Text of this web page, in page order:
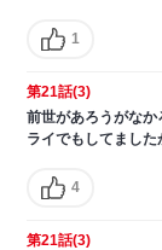
1
第21話(3)
前世があろうがな
ライでもしてました
4
第21話(3)